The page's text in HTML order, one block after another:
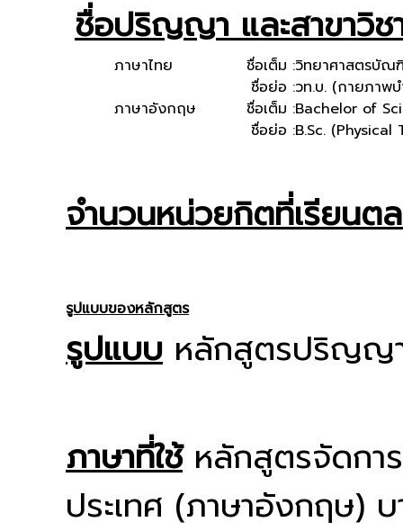
ชื่อปริญญา และสาขาวิช
ภาษาไทย ชื่อเต็ม :วิทยาศาสตรบัณ
ชื่อย่อ :วท.บ. (กายภาพ
ภาษาอังกฤษ
ชื่อเต็ม :Bachelor of
ชื่อย่อ :B.Sc. (Physical
จำนวนหน่วยกิตที่เรียนต
รูปแบบของหลักสูตร
รูปแบบ หลักสูตรปริญญ
ภาษาที่ใช้หลักสูตรจัดการ
ประเทศ (ภาษาอังกฤษ) บ